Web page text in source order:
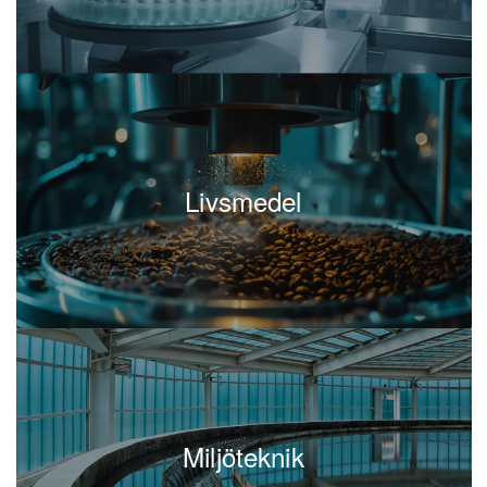
projektet kan en projektkoordinator frigöra tid för
projektledaren att fokusera på de strategiska
delarna av projektet. Detta bidrar till att hålla
projektet på rätt spår och inom budget, vilket är
avgörande för projektets framgång.
Dessutom säkerställer projektkoordinatorn att alla
intressenter är informerade om framsteg och
eventuella förändringar i projektet, vilket förbättrar
kommunikationen och minskar risken för
missförstånd. En välorganiserad och proaktiv
projektkoordinator kan göra skillnad genom att
identifiera problem tidigt och hjälpa till att lösa
dem innan de eskalerar.
För företag som hanterar flera projekt samtidigt är
en projektkoordinator oumbärlig. Genom att
Livsmedel
Miljöteknik